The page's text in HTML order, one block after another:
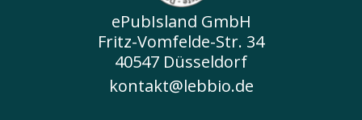
ePubIsland GmbH
Fritz-Vomfelde-Str. 34
40547 Düsseldorf
kontakt@lebbio.de